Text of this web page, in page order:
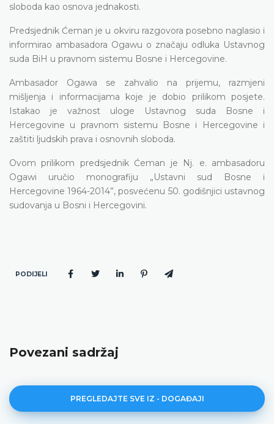
sloboda kao osnova jednakosti.
Predsjednik Ćeman je u okviru razgovora posebno naglasio i
informirao ambasadora Ogawu o značaju odluka Ustavnog
suda BiH u pravnom sistemu Bosne i Hercegovine.
Ambasador Ogawa se zahvalio na prijemu, razmjeni
mišljenja i informacijama koje je dobio prilikom posjete.
Istakao je važnost uloge Ustavnog suda Bosne i
Hercegovine u pravnom sistemu Bosne i Hercegovine i
zaštiti ljudskih prava i osnovnih sloboda.
Ovom prilikom predsjednik Ćeman je Nj. e. ambasadoru
Ogawi uručio monografiju „Ustavni sud Bosne i
Hercegovine 1964-2014”, posvećenu 50. godišnjici ustavnog
sudovanja u Bosni i Hercegovini.
PODIJELI
Povezani sadržaj
PREGLEDAJTE SVE IZ - DOGAĐAJI